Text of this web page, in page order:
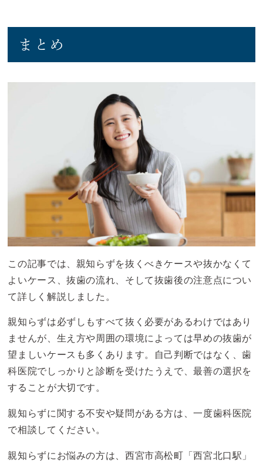
まとめ
この記事では、親知らずを抜くべきケースや抜かなくて
よいケース、抜歯の流れ、そして抜歯後の注意点につい
て詳しく解説しました。
親知らずは必ずしもすべて抜く必要があるわけではあり
ませんが、生え方や周囲の環境によっては早めの抜歯が
望ましいケースも多くあります。自己判断ではなく、歯
科医院でしっかりと診断を受けたうえで、最善の選択を
することが大切です。
親知らずに関する不安や疑問がある方は、一度歯科医院
で相談してください。
親知らずにお悩みの方は、西宮市高松町「西宮北口駅」